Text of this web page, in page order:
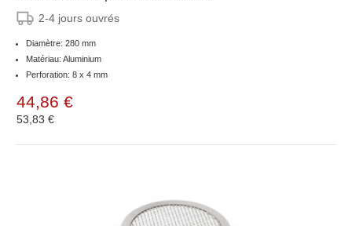
2-4 jours ouvrés
Diamètre: 280 mm
Matériau: Aluminium
Perforation: 8 x 4 mm
44,86 €
53,83 €